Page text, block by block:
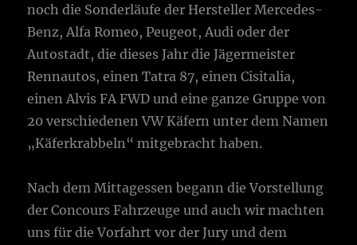
noch die Sonderläufe der Hersteller Mercedes-
Benz, Alfa Romeo, Peugeot, Audi oder der
Autostadt, die dieses Jahr die Jägermeister
Rennautos, einen Tatra 87, einen Cisitalia,
einen Alvis FA FWD und eine ganze Gruppe von
20 verschiedenen VW Käfern unter dem Namen
„Käferkrabbeln“ mitgebracht haben.
Nach dem Mittagessen begann die Vorstellung
der Concours Fahrzeuge und auch wir machten
uns für die Vorfahrt vor der Jury und dem